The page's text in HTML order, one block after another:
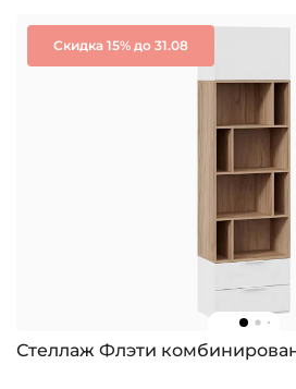
Скидка 15% до 31.08
Стеллаж Флэти